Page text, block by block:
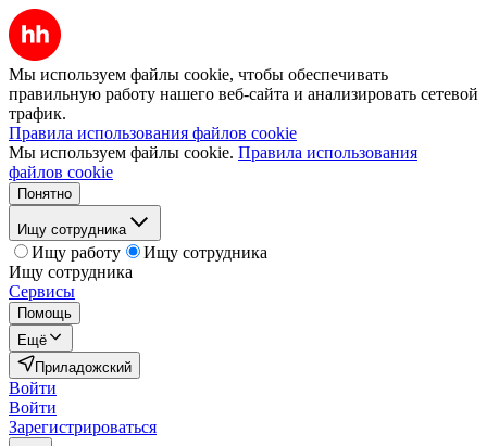
Мы используем файлы cookie, чтобы обеспечивать
правильную работу нашего веб-сайта и анализировать сетевой
трафик.
Правила использования файлов cookie
Мы используем файлы cookie. Правила использования
файлов cookie
Понятно
Ищу сотрудника
Ищу работу
Ищу сотрудника
Ищу сотрудника
Сервисы
Помощь
Ещё
Приладожский
Войти
Войти
Зарегистрироваться